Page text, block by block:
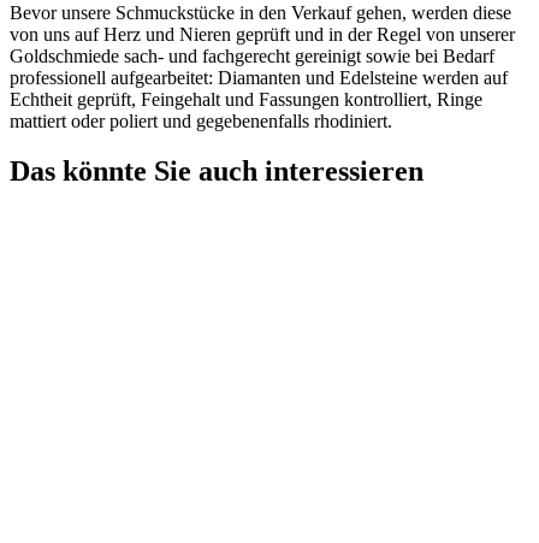
Bevor unsere Schmuckstücke in den Verkauf gehen, werden diese
von uns auf Herz und Nieren geprüft und in der Regel von unserer
Goldschmiede sach- und fachgerecht gereinigt sowie bei Bedarf
professionell aufgearbeitet: Diamanten und Edelsteine werden auf
Echtheit geprüft, Feingehalt und Fassungen kontrolliert, Ringe
mattiert oder poliert und gegebenenfalls rhodiniert.
Das könnte Sie auch interessieren